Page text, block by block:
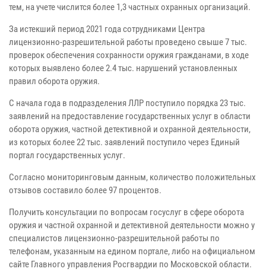
тем, на учете числится более 1,3 частных охранных организаций.
За истекший период 2021 года сотрудниками Центра
лицензионно-разрешительной работы проведено свыше 7 тыс.
проверок обеспечения сохранности оружия гражданами, в ходе
которых выявлено более 2.4 тыс. нарушений установленных
правил оборота оружия.
С начала года в подразделения ЛЛР поступило порядка 23 тыс.
заявлений на предоставление государственных услуг в области
оборота оружия, частной детективной и охранной деятельности,
из которых более 22 тыс. заявлений поступило через Единый
портал государственных услуг.
Согласно мониторинговым данным, количество положительных
отзывов составило более 97 процентов.
Получить консультации по вопросам госуслуг в сфере оборота
оружия и частной охранной и детективной деятельности можно у
специалистов лицензионно-разрешительной работы по
телефонам, указанным на едином портале, либо на официальном
сайте Главного управления Росгвардии по Московской области.